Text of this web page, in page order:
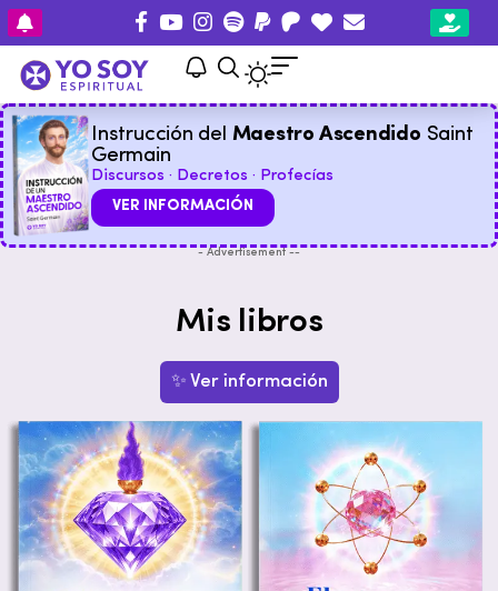
Instrucción del Maestro Ascendido Saint
Germain
Discursos · Decretos · Profecías
VER INFORMACIÓN
- Advertisement --
Mis libros
✨ Ver información